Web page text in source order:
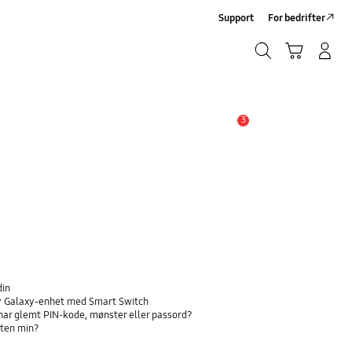
Support For bedrifter
3
enhet med Smart Switch
glemt PIN-kode, mønster eller passord?
min?